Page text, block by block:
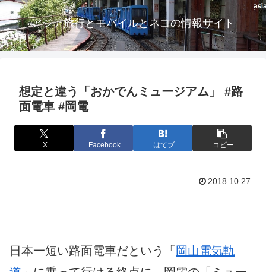
アジア旅行とモバイルとネコの情報サイト
想定と違う「おかでんミュージアム」 #路
面電車 #岡電
X Facebook はてブ コピー
2018.10.27
日本一短い路面電車だという「 岡山電気軌